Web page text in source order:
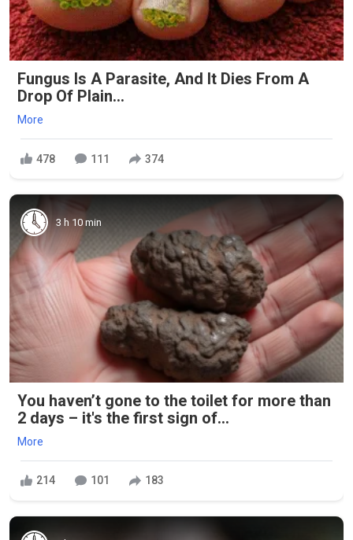
Fungus Is A Parasite, And It Dies From A
Drop Of Plain...
More
478 111 374
3 h 10 min
You haven’t gone to the toilet for more than
2 days – it's the first sign of...
More
214 101 183